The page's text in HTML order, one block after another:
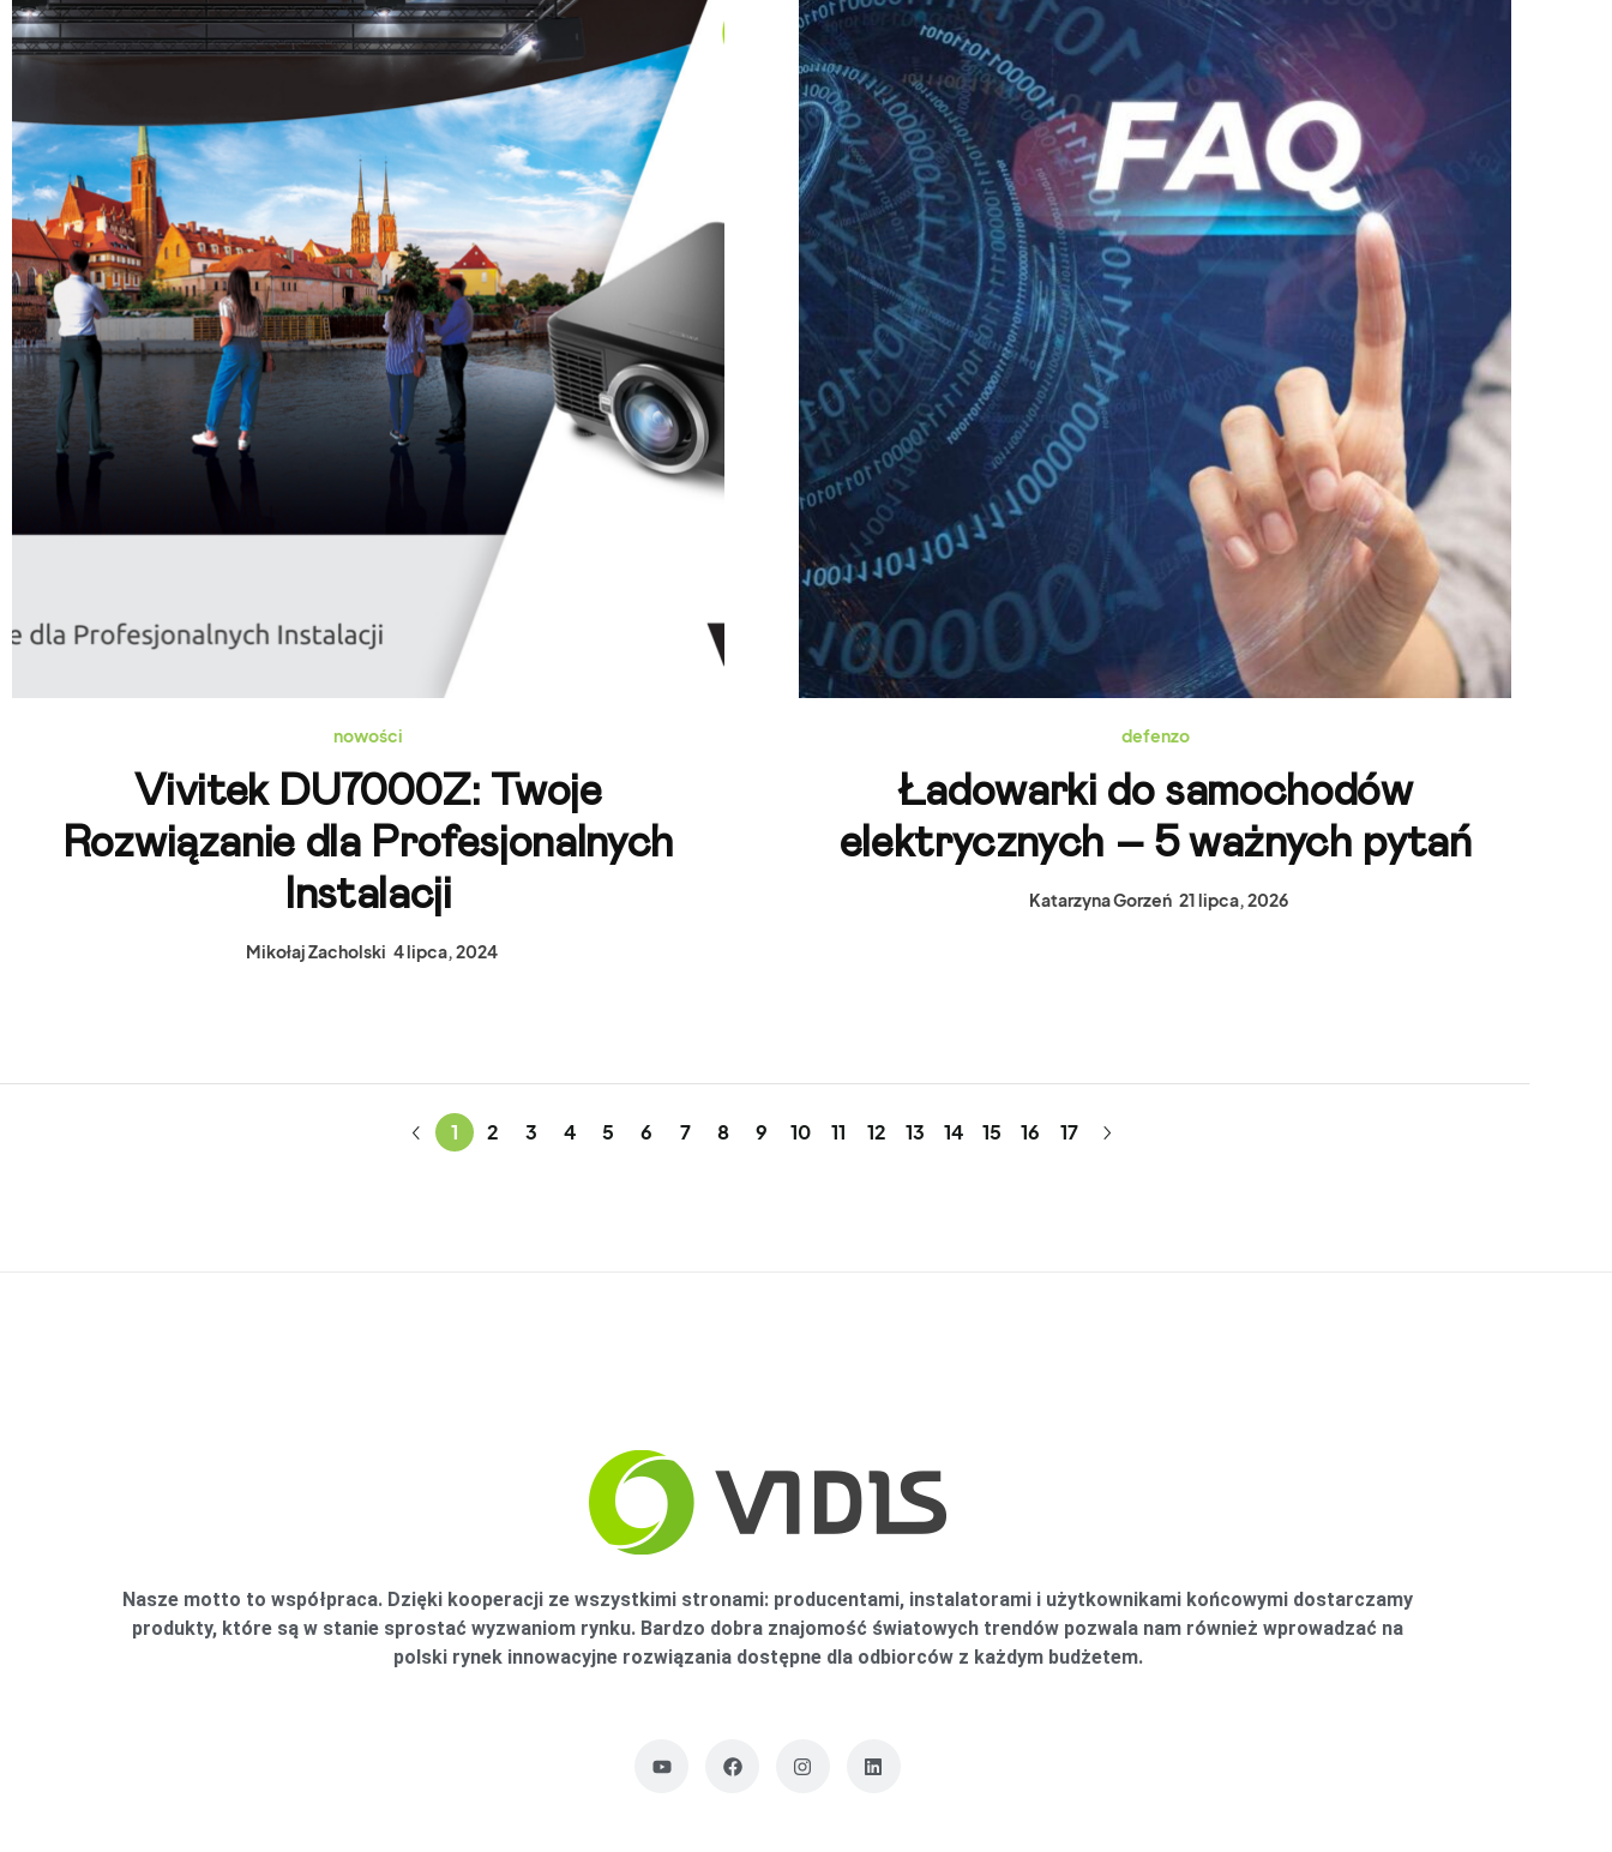
nowości
Vivitek DU7000Z: Twoje
Rozwiązanie dla Profesjonalnych
Instalacji
Mikołaj Zacholski 4 lipca, 2024
defenzo
Ładowarki do samochodów
elektrycznych – 5 ważnych pytań
Katarzyna Gorzeń 21 lipca, 2026
1 2 3 4 5 6 7 8 9 10 11 12 13 14 15 16 17
Nasze motto to współpraca. Dzięki kooperacji ze wszystkimi stronami: producentami, instalatorami i użytkownikami końcowymi dostarczamy
produkty, które są w stanie sprostać wyzwaniom rynku. Bardzo dobra znajomość światowych trendów pozwala nam również wprowadzać na
polski rynek innowacyjne rozwiązania dostępne dla odbiorców z każdym budżetem.